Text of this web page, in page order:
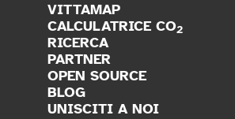
VITTAMAP
CALCULATRICE CO2
RICERCA
PARTNER
OPEN SOURCE
BLOG
UNISCITI A NOI